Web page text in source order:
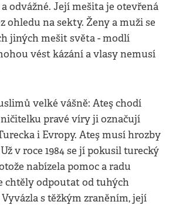
odvážné. Její mešita je otevřená
ohledu na sekty. Ženy a muži se
jiných mešit světa - modlí
vést kázání a vlasy nemusí
velké vášně: Ateş chodí
pravé víry ji označují
i Evropy. Ateş musí hrozby
v roce 1984 se jí pokusil turecký
nabízela pomoc a radu
chtěly odpoutat od tuhých
s těžkým zraněním, její